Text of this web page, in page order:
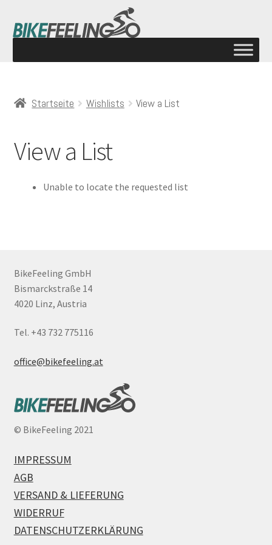
Startseite Wishlists View a List
View a List
Unable to locate the requested list
BikeFeeling GmbH
Bismarckstraße 14
4020 Linz, Austria
Tel. +43 732 775116
office@bikefeeling.at
© BikeFeeling 2021
IMPRESSUM
AGB
VERSAND & LIEFERUNG
WIDERRUF
DATENSCHUTZERKLÄRUNG